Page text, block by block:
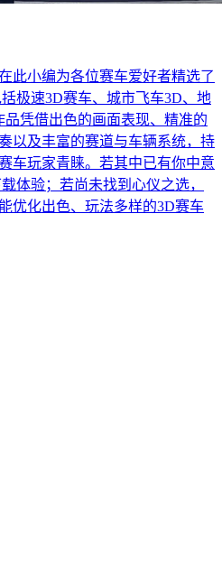
此小编为各位赛车爱好者精选了
极速3D赛车、城市飞车3D、地
凭借出色的画面表现、精准的
以及丰富的赛道与车辆系统，持
车玩家青睐。若其中已有你中意
体验；若尚未找到心仪之选，
优化出色、玩法多样的3D赛车